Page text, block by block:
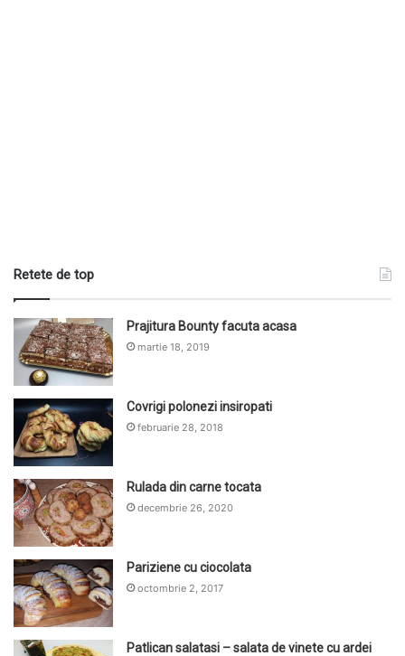
Retete de top
Prajitura Bounty facuta acasa
martie 18, 2019
Covrigi polonezi insiropati
februarie 28, 2018
Rulada din carne tocata
decembrie 26, 2020
Pariziene cu ciocolata
octombrie 2, 2017
Patlican salatasi – salata de vinete cu ardei